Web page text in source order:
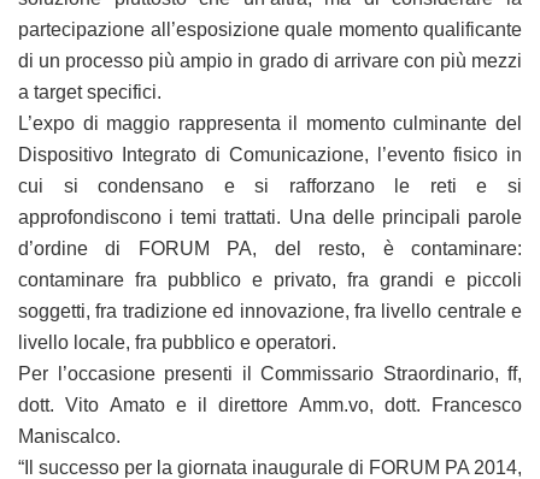
partecipazione all’esposizione quale momento qualificante
di un processo più ampio in grado di arrivare con più mezzi
a target specifici.
L’expo di maggio rappresenta il momento culminante del
Dispositivo Integrato di Comunicazione, l’evento fisico in
cui si condensano e si rafforzano le reti e si
approfondiscono i temi trattati. Una delle principali parole
d’ordine di FORUM PA, del resto, è contaminare:
contaminare fra pubblico e privato, fra grandi e piccoli
soggetti, fra tradizione ed innovazione, fra livello centrale e
livello locale, fra pubblico e operatori.
Per l’occasione presenti il Commissario Straordinario, ff,
dott. Vito Amato e il direttore Amm.vo, dott. Francesco
Maniscalco.
“Il successo per la giornata inaugurale di FORUM PA 2014,